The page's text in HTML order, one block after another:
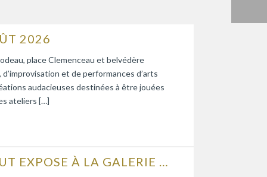
2026
place Clemenceau et belvédère
et de performances d’arts
audacieuses destinées à être jouées
ateliers […]
L’ÉBÉNISTE D’ART PHILIPPE CALLEBAUT EXPOSE À LA GALERIE BLEUE